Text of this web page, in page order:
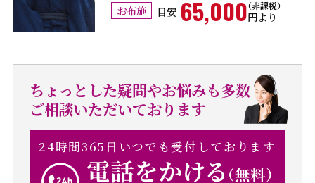
お布施 目安 65,000円より
ちょっとした疑問やお悩みも多数
ご相談いただいております
24時間365日いつでも受付しております